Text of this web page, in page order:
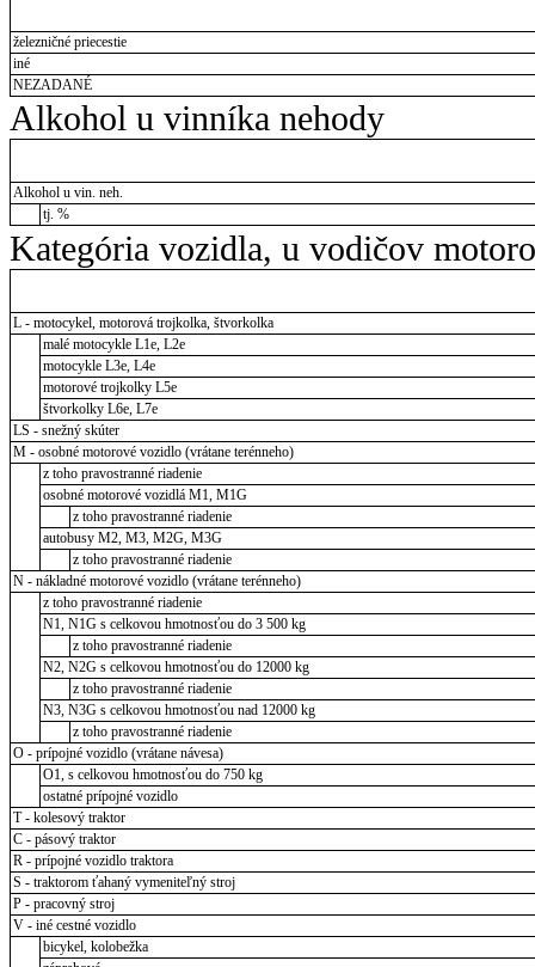
železničné priecestie
iné
NEZADANÉ
Alkohol u vinníka nehody
Alkohol u vin. neh.
tj. %
Kategória vozidla, u vodičov
L - motocykel, motorová trojkolka, štvorkolka
malé motocykle L1e, L2e
motocykle L3e, L4e
motorové trojkolky L5e
štvorkolky L6e, L7e
LS - snežný skúter
M - osobné motorové vozidlo (vrátane terénneho)
z toho pravostranné riadenie
osobné motorové vozidlá M1, M1G
z toho pravostranné riadenie
autobusy M2, M3, M2G, M3G
z toho pravostranné riadenie
N - nákladné motorové vozidlo (vrátane terénneho)
z toho pravostranné riadenie
N1, N1G s celkovou hmotnosťou do 3 500 kg
z toho pravostranné riadenie
N2, N2G s celkovou hmotnosťou do 12000 kg
z toho pravostranné riadenie
N3, N3G s celkovou hmotnosťou nad 12000 kg
z toho pravostranné riadenie
O - prípojné vozidlo (vrátane návesa)
O1, s celkovou hmotnosťou do 750 kg
ostatné prípojné vozidlo
T - kolesový traktor
C - pásový traktor
R - prípojné vozidlo traktora
S - traktorom ťahaný vymeniteľný stroj
P - pracovný stroj
V - iné cestné vozidlo
bicykel, kolobežka